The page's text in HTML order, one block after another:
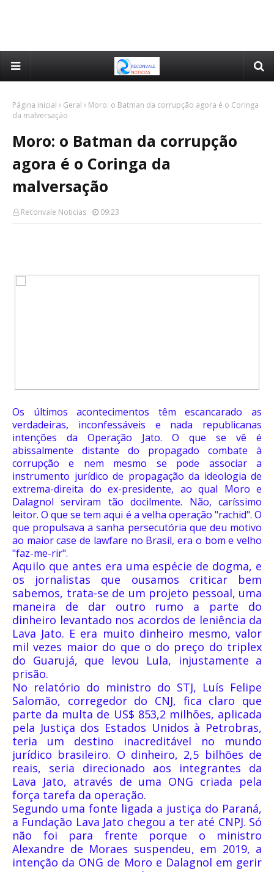
Página inicial Geral
Moro: o Batman da corrupção agora é o Coringa
da malversação
Moro: o Batman da corrupção
agora é o Coringa da
malversação
Reconvale Noticias 09:23
Os últimos acontecimentos têm escancarado as
verdadeiras, inconfessáveis e nada republicanas
intenções da Operação Jato. O que se vê é
abissalmente distante do propagado combate à
corrupção e nem mesmo se pode associar a
instrumento jurídico de propagação da ideologia de
extrema-direita do ex-presidente, ao qual Moro e
Dalagnol serviram tão docilmente. Não, caríssimo
leitor. O que se tem aqui é a velha operação "rachid". O
que propulsava a sanha persecutória que deu motivo
ao maior case de lawfare no Brasil, era o bom e velho
"faz-me-rir".
Aquilo que antes era uma espécie de dogma, e
os jornalistas que ousamos criticar bem
sabemos, trata-se de um projeto pessoal, uma
maneira de dar outro rumo a parte do
dinheiro levantado nos acordos de leniência da
Lava Jato. E era muito dinheiro mesmo, valor
mil vezes maior do que o do preço do triplex
do Guarujá, que levou Lula, injustamente a
prisão.
No relatório do ministro do STJ, Luís Felipe
Salomão, corregedor do CNJ, fica claro que
parte da multa de US$ 853,2 milhões, aplicada
pela Justiça dos Estados Unidos à Petrobras,
teria um destino inacreditável no mundo
jurídico brasileiro. O dinheiro, 2,5 bilhões de
reais, seria direcionado aos integrantes da
Lava Jato, através de uma ONG criada pela
força tarefa da operação.
Segundo uma fonte ligada a justiça do Paraná,
a Fundação Lava Jato chegou a ter até CNPJ. Só
não foi para frente porque o ministro
Alexandre de Moraes suspendeu, em 2019, a
intenção da ONG de Moro e Dalagnol em gerir